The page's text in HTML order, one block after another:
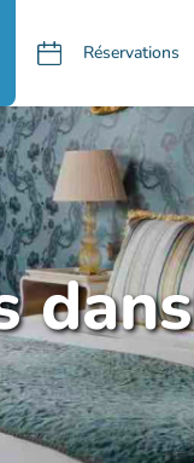
Réservations
dans